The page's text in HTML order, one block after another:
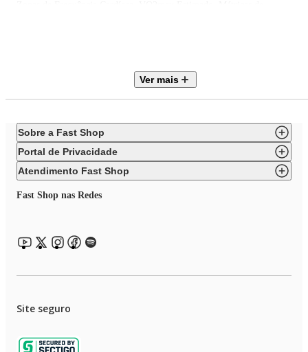
Confortável e Intercambiável Perfeito para uso 24/7: na academia, no
escritório ou na balada. O QUE ACOMPANHA O PRODUTO:1x Polar
Pessoas que treinam com regularidade e querem dados confiáveis
Quem precisa de análise de sono e recuperação com profundidade
Ativos que querem um relógio bonito, leve e funcional no dia a dia
Com o Polar Ignite 3, sua saúde, seus treinos e seu estilo caminham juntos.
Durma melhor, movimente-se com inteligência e brilhe todos os dias.
Ver mais
Sobre a Fast Shop
Portal de Privacidade
Atendimento Fast Shop
Fast Shop nas Redes
Site seguro